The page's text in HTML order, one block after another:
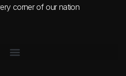
corner of our nation